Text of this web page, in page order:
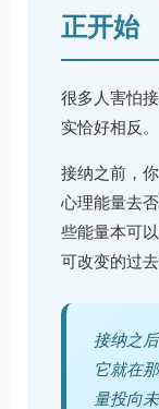
正开始
很多人害怕
实恰好相反。
接纳之前，
心理能量去
些能量本可
可改变的过去
接纳之
它就在
量投向